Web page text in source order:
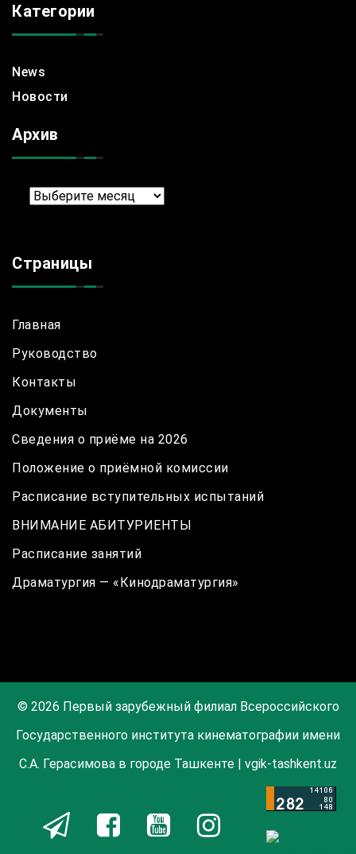
Категории
News
Новости
Архив
Архив
Страницы
Главная
Руководство
Контакты
Документы
Сведения о приёме на 2026
Положение о приёмной комиссии
Расписание вступительных испытаний
ВНИМАНИЕ АБИТУРИЕНТЫ
Расписание занятий
Драматургия — «Кинодраматургия»
© 2026 Первый зарубежный филиал Всероссийского
Государственного института кинематографии имени
С.А. Герасимова в городе Ташкенте | vgik-tashkent.uz